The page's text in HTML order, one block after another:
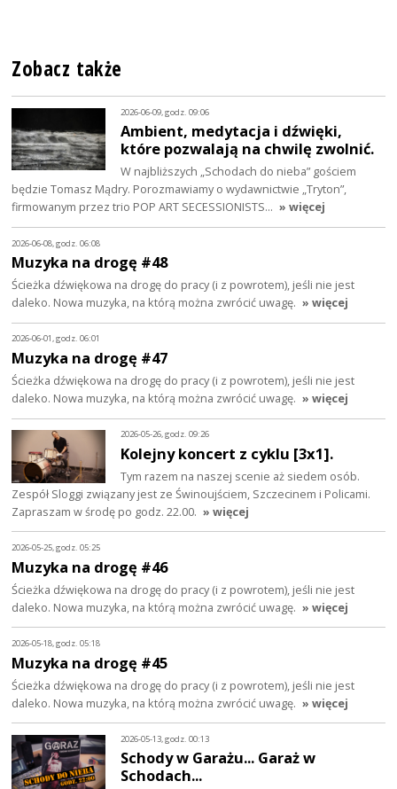
Zobacz także
2026-06-09, godz. 09:06
Ambient, medytacja i dźwięki,
które pozwalają na chwilę zwolnić.
W najbliższych „Schodach do nieba” gościem
będzie Tomasz Mądry. Porozmawiamy o wydawnictwie „Tryton”,
firmowanym przez trio POP ART SECESSIONISTS… » więcej
2026-06-08, godz. 06:08
Muzyka na drogę #48
Ścieżka dźwiękowa na drogę do pracy (i z powrotem), jeśli nie jest
daleko. Nowa muzyka, na którą można zwrócić uwagę. » więcej
2026-06-01, godz. 06:01
Muzyka na drogę #47
Ścieżka dźwiękowa na drogę do pracy (i z powrotem), jeśli nie jest
daleko. Nowa muzyka, na którą można zwrócić uwagę. » więcej
2026-05-26, godz. 09:26
Kolejny koncert z cyklu [3x1].
Tym razem na naszej scenie aż siedem osób.
Zespół Sloggi związany jest ze Świnoujściem, Szczecinem i Policami.
Zapraszam w środę po godz. 22.00. » więcej
2026-05-25, godz. 05:25
Muzyka na drogę #46
Ścieżka dźwiękowa na drogę do pracy (i z powrotem), jeśli nie jest
daleko. Nowa muzyka, na którą można zwrócić uwagę. » więcej
2026-05-18, godz. 05:18
Muzyka na drogę #45
Ścieżka dźwiękowa na drogę do pracy (i z powrotem), jeśli nie jest
daleko. Nowa muzyka, na którą można zwrócić uwagę. » więcej
2026-05-13, godz. 00:13
Schody w Garażu... Garaż w
Schodach...